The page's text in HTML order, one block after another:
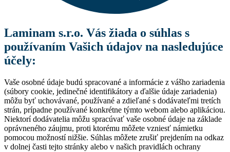
Laminam s.r.o. Vás žiada o súhlas s
používaním Vašich údajov na nasledujúce
účely:
Vaše osobné údaje budú spracované a informácie z vášho zariadenia
(súbory cookie, jedinečné identifikátory a ďalšie údaje zariadenia)
môžu byť uchovávané, používané a zdieľané s dodávateľmi tretích
strán, prípadne používané konkrétne týmto webom alebo aplikáciou.
Niektorí dodávatelia môžu spracúvať vaše osobné údaje na základe
oprávneného záujmu, proti ktorému môžete vzniesť námietku
pomocou možností nižšie. Súhlas môžete zrušiť prejdením na odkaz
v dolnej časti tejto stránky alebo v našich pravidlách ochrany